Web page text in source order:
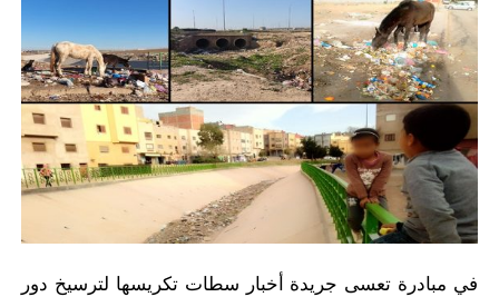
في مبادرة تعسى جريدة أخبار سطات تكريسها لترسيخ دور